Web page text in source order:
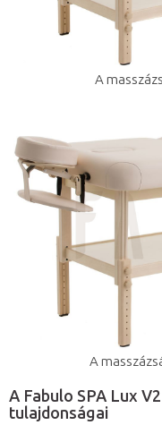
A
A
A Fabulo SPA Lux
tulajdonságai